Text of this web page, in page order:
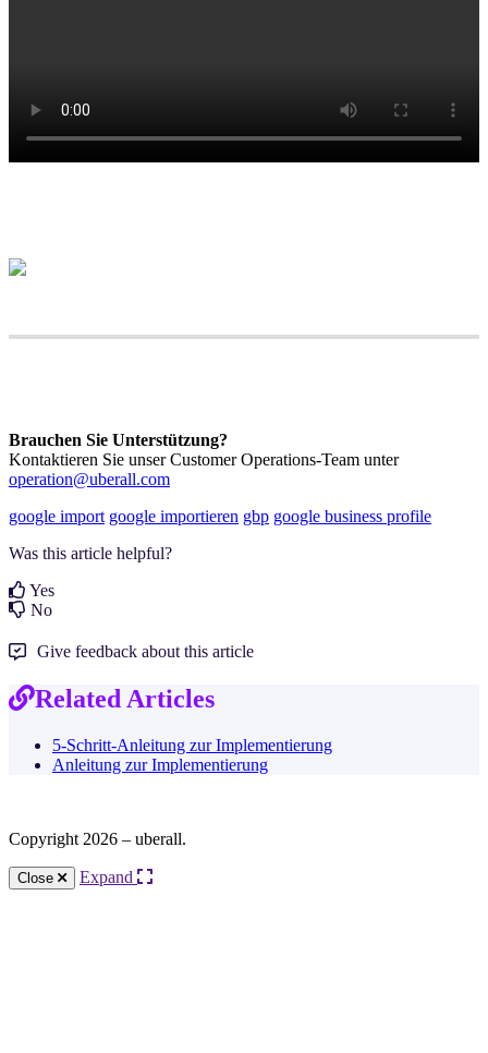
Brauchen Sie Unterstützung?
Kontaktieren Sie unser Customer Operations-Team unter
operation@uberall.com
google import google importieren gbp google business profile
Was this article helpful?
Yes
No
Give feedback about this article
Related Articles
5-Schritt-Anleitung zur Implementierung
Anleitung zur Implementierung
Copyright 2026 – uberall.
Close Expand